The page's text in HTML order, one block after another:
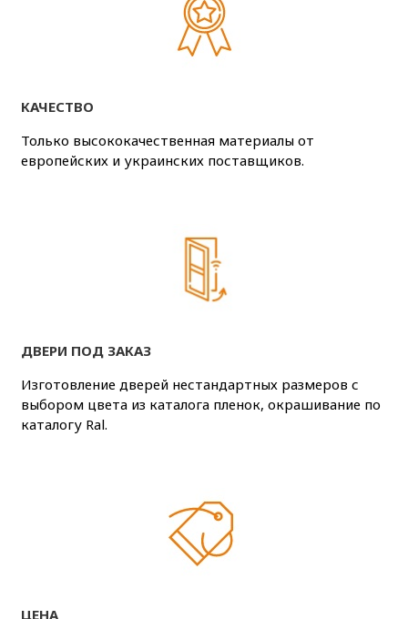
КАЧЕСТВО
Только высококачественная материалы от
европейских и украинских поставщиков.
ДВЕРИ ПОД ЗАКАЗ
Изготовление дверей нестандартных размеров с
выбором цвета из каталога пленок, окрашивание по
каталогу Ral.
ЦЕНА